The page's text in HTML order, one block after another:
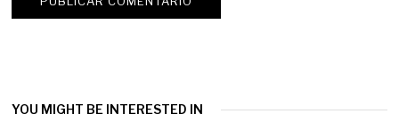
YOU MIGHT BE INTERESTED IN